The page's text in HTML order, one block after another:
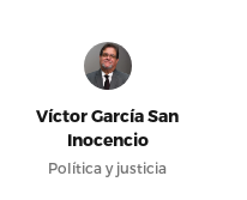
Víctor García San
Inocencio
Política y justicia